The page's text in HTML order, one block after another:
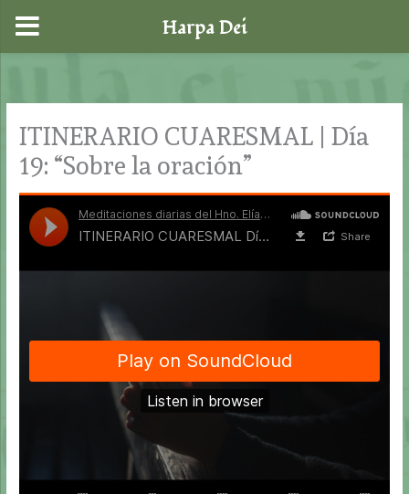
contenido
ITINERARIO CUARESMAL | Día
19: “Sobre la oración”
Harpa Dei